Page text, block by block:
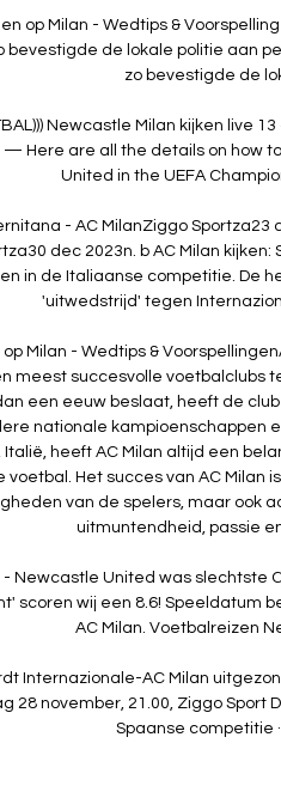
op Milan - Wedtips &
bevestigde de lokale politie aan
zo bevestigde de
Newcastle Milan kijken live
Here are all the details on how
United in the UEFA
- AC MilanZiggo Sportza23
dec 2023n. b AC Milan kijken:
in de Italiaanse competitie. De
'uitwedstrijd' tegen
Milan - Wedtips &
meest succesvolle voetbalclubs
een eeuw beslaat, heeft de
nationale kampioenschappen
Italië, heeft AC Milan altijd een
voetbal. Het succes van AC Milan
van de spelers, maar ook
uitmuntendheid, passie
- Newcastle United was slechtste
scoren wij een 8.6! Speeldatum
AC Milan. Voetbalreizen
Internazionale-AC Milan
28 november, 21.00, Ziggo Sport
Spaanse competitie